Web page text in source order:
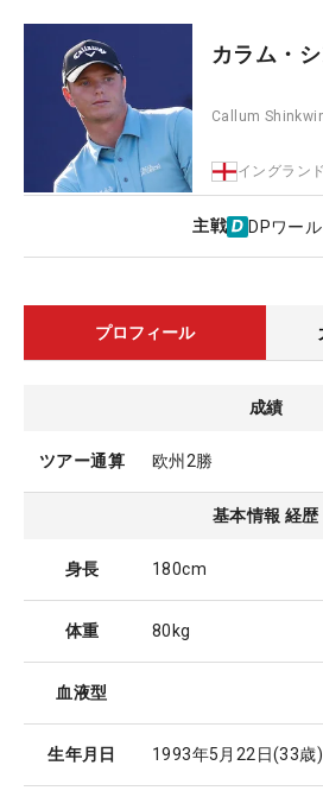
カラム・
Callum
イングランド
主戦 DPワール
プロフィール
成績
ツアー通算 欧州2勝
基本情報 経歴
身長 180cm
体重 80kg
血液型
生年月日 1993年5月22日(33歳)